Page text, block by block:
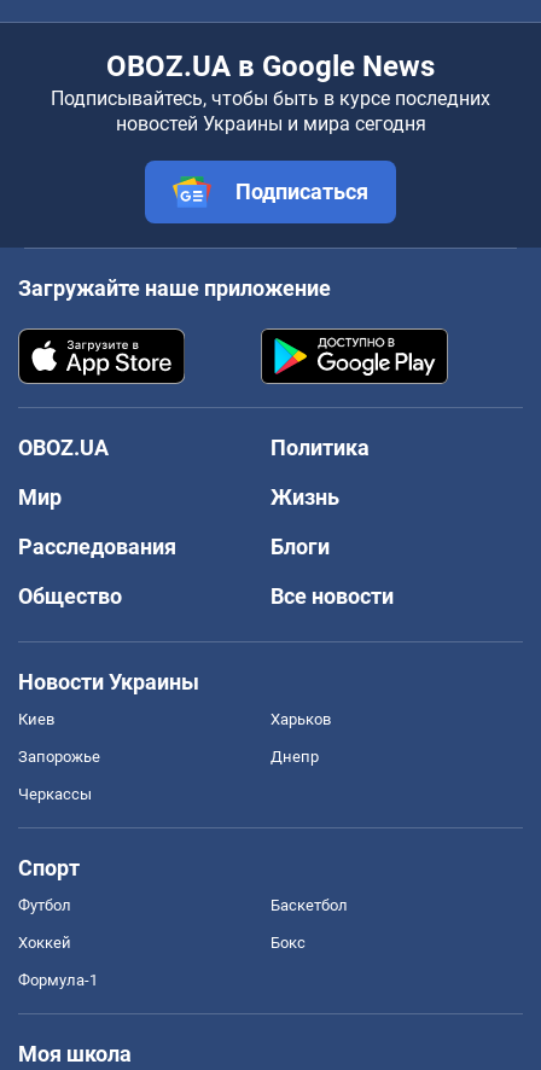
OBOZ.UA в Google News
Подписывайтесь, чтобы быть в курсе последних
новостей Украины и мира сегодня
Подписаться
Загружайте наше приложение
OBOZ.UA
Политика
Мир
Жизнь
Расследования
Блоги
Общество
Все новости
Новости Украины
Киев Харьков
Запорожье Днепр
Черкассы
Спорт
Футбол Баскетбол
Хоккей Бокс
Формула-1
Моя школа